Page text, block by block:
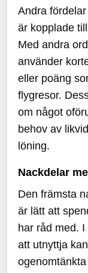
Andra
är kopplade
Med andra
använder
eller poäng
flygresor.
om något
behov av
löning.
Nackdelar
Den främsta
är lätt att
har råd med.
att utnyttja